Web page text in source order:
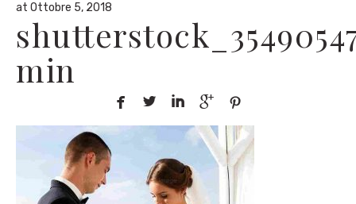
at Ottobre 5, 2018
min
    